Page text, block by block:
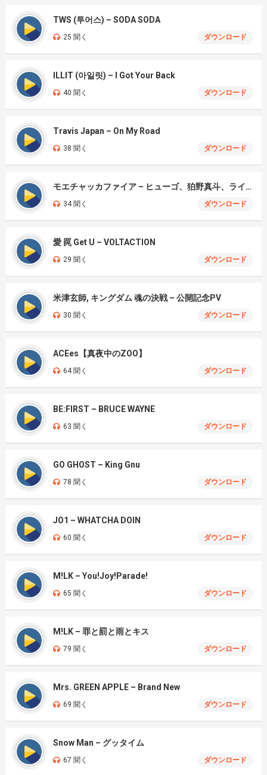
TWS (투어스) – SODA SODA
25 聞く ダウンロード
ILLIT (아일릿) – I Got Your Back
40 聞く ダウンロード
Travis Japan – On My Road
38 聞く ダウンロード
モエチャッカファイア – ヒューゴ、狛野真斗、ライト、セヴェリアン (Cover )
34 聞く ダウンロード
愛 罠 Get U – VOLTACTION
29 聞く ダウンロード
米津玄師, キングダム 魂の決戦 – 公開記念PV
30 聞く ダウンロード
ACEes【真夜中のZOO】
64 聞く ダウンロード
BE:FIRST – BRUCE WAYNE
63 聞く ダウンロード
GO GHOST – King Gnu
78 聞く ダウンロード
JO1 – WHATCHA DOIN
60 聞く ダウンロード
M!LK – You!Joy!Parade!
65 聞く ダウンロード
M!LK – 罪と罰と雨とキス
79 聞く ダウンロード
Mrs. GREEN APPLE – Brand New
69 聞く ダウンロード
Snow Man – グッタイム
67 聞く ダウンロード